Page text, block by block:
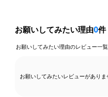
お願いしてみたい理由0件
お願いしてみたい理由のレビュー一覧
お願いしてみたいレビューがありま